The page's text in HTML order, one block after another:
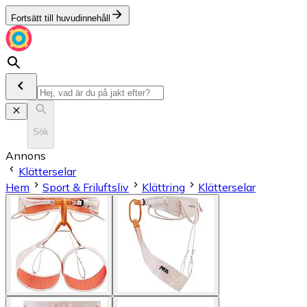
Fortsätt till huvudinnehåll
Sök
Annons
Klätterselar
Hem
Sport & Friluftsliv Klättring Klätterselar